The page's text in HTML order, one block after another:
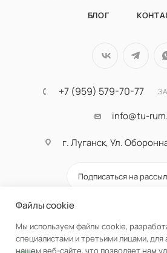
БЛОГ
+7 (959) 579-70-77
info@tu-
г. Луганск, Ул.
Подписаться на
Файлы cookie
Мы используем файлы cookie,
специалистами и третьими лицами, для
нашем веб-сайте, что позволяет нам